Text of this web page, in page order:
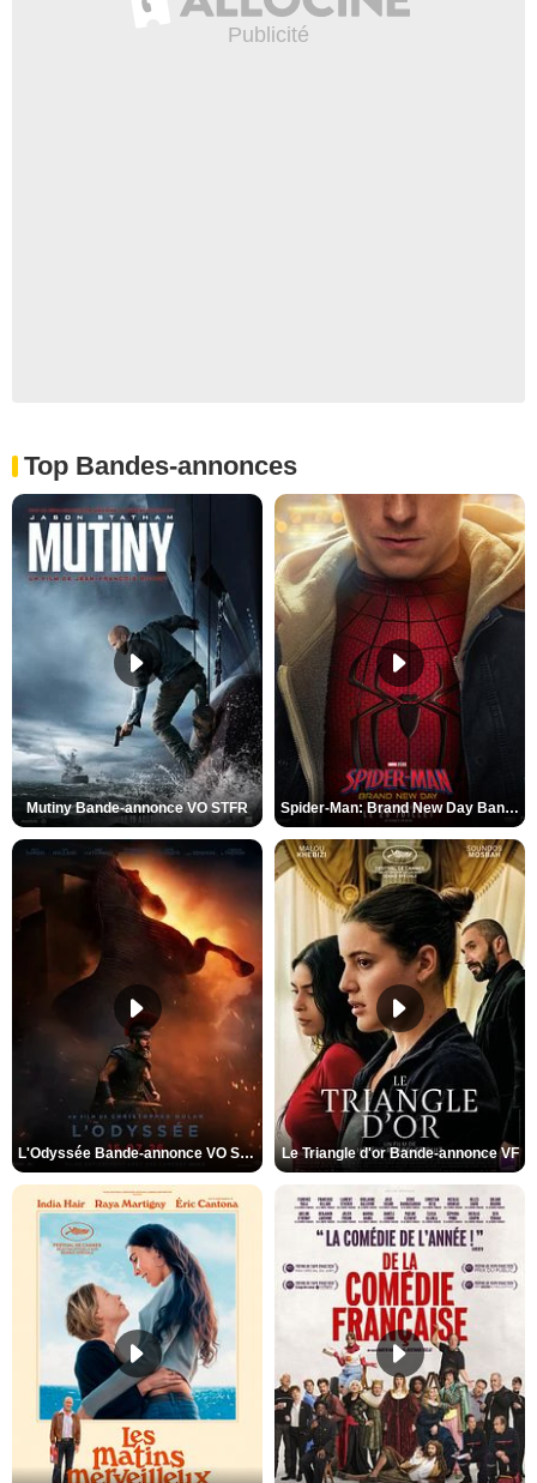
Top Bandes-annonces
Mutiny Bande-annonce VO STFR Spider-Man: Brand New Day Bande-annonce VO STFR
L'Odyssée Bande-annonce VO STFR Le Triangle d'or Bande-annonce VF